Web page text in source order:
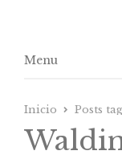
Menú
Menu
Inicio Posts